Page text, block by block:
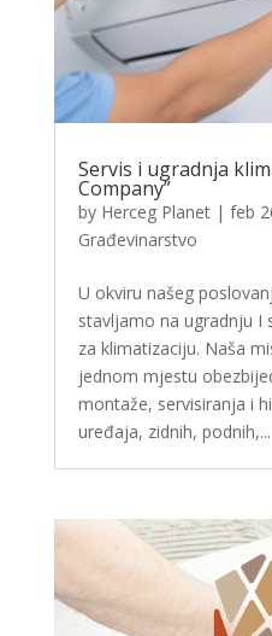
Servis i ugradnja
Company”
by Herceg Planet| feb
Građevinarstvo
U okviru našeg
stavljamo na ugradnju I
za klimatizaciju. Naša
jednom mjestu
montaže, servisiranja i
uređaja, zidnih, podnih,...